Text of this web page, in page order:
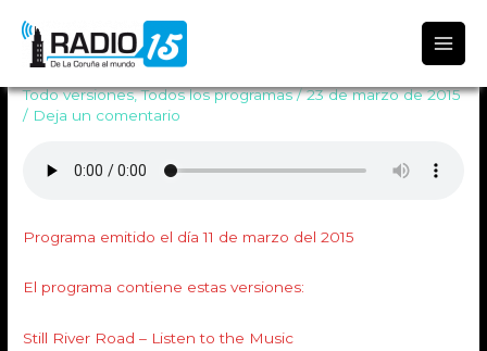
Programa Todo Versiones 563
Todo versiones,Todos los programas/23 de marzo de 2015
/ Deja un comentario
Programa emitido el día 11 de marzo del 2015
El programa contiene estas versiones:
Still River Road – Listen to the Music